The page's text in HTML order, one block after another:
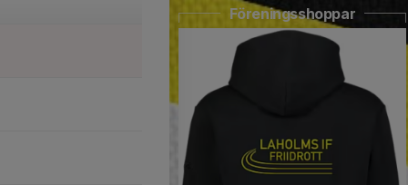
Föreningsshoppar